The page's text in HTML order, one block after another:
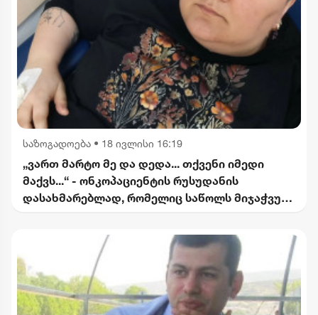
საზოგადოება • 18 ივლისი 16:19
„ვართ მარტო მე და დედა... თქვენი იმედი
მაქვს...“ - ონკოპაციენტის რუსუდანის
დასახმარებლად, რომელიც საწოლს მიჯაჭვულ